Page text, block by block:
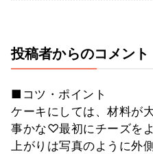
投稿者からのコメント
■コツ・ポイント
ケーキにしては、材料が
事かな♡最初にチーズを
上がりは写真のように外